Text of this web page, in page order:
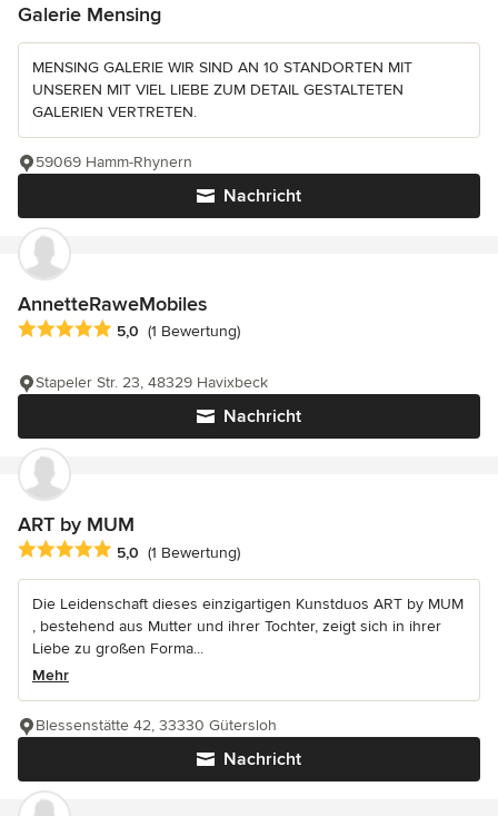
Galerie Mensing
MENSING GALERIE WIR SIND AN 10 STANDORTEN MIT
UNSEREN MIT VIEL LIEBE ZUM DETAIL GESTALTETEN
GALERIEN VERTRETEN.
Nachricht
59069 Hamm-Rhynern
AnnetteRaweMobiles
Durchschnittliche Bewertung: 5 von 5 Sternen
5,0 (1 Bewertung)
Nachricht
Stapeler Str. 23, 48329 Havixbeck
ART by MUM
Durchschnittliche Bewertung: 5 von 5 Sternen
5,0 (1 Bewertung)
Die Leidenschaft dieses einzigartigen Kunstduos ART by MUM
, bestehend aus Mutter und ihrer Tochter, zeigt sich in ihrer
Liebe zu großen Forma...
Mehr
Nachricht
Blessenstätte 42, 33330 Gütersloh